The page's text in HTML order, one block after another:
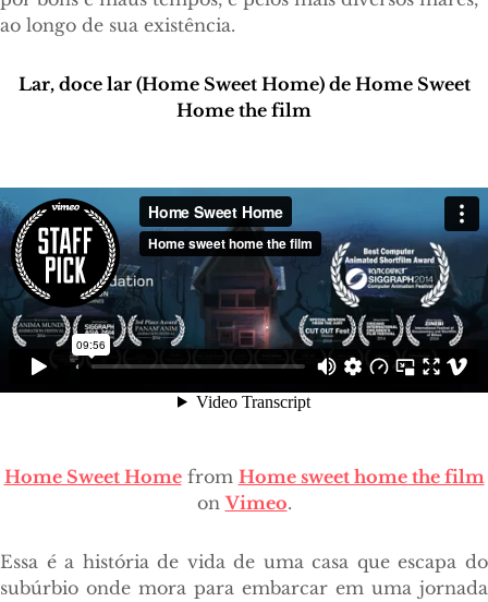
ao longo de sua existência.
Lar, doce lar (Home Sweet Home) de Home Sweet
Home the film
Home Sweet Homefrom Home sweet home the film
onVimeo.
Essa é a história de vida de uma casa que escapa do
subúrbio onde mora para embarcar em uma jornada